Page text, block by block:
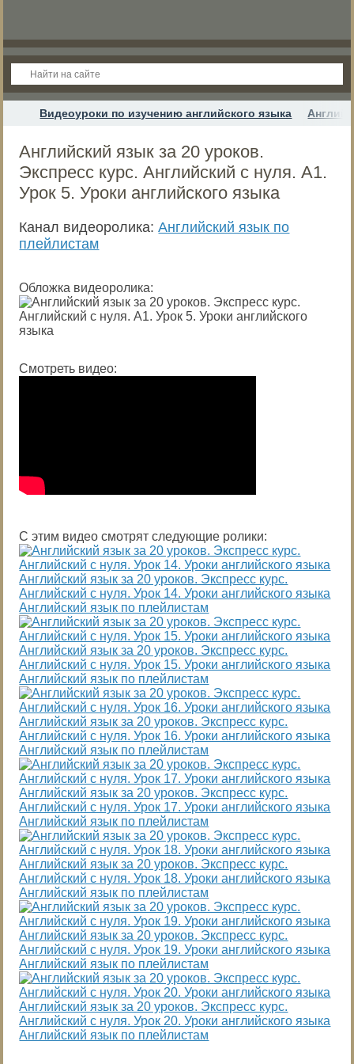
Видеоуроки по изучению английского языка
Английский язык за 20 уроков.
Экспресс курс. Английский с нуля. А1.
Урок 5. Уроки английского языка
Канал видеоролика:Английский язык по
плейлистам
Обложка видеоролика:
Смотреть видео:
С этим видео смотрят следующие ролики:
Английский язык за 20 уроков. Экспресс курс.
Английский с нуля. Урок 14. Уроки английского языка
Английский язык по плейлистам
Английский язык за 20 уроков. Экспресс курс.
Английский с нуля. Урок 15. Уроки английского языка
Английский язык по плейлистам
Английский язык за 20 уроков. Экспресс курс.
Английский с нуля. Урок 16. Уроки английского языка
Английский язык по плейлистам
Английский язык за 20 уроков. Экспресс курс.
Английский с нуля. Урок 17. Уроки английского языка
Английский язык по плейлистам
Английский язык за 20 уроков. Экспресс курс.
Английский с нуля. Урок 18. Уроки английского языка
Английский язык по плейлистам
Английский язык за 20 уроков. Экспресс курс.
Английский с нуля. Урок 19. Уроки английского языка
Английский язык по плейлистам
Английский язык за 20 уроков. Экспресс курс.
Английский с нуля. Урок 20. Уроки английского языка
Английский язык по плейлистам